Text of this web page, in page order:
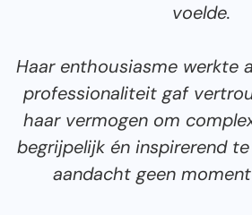
voelde.
Haar enthousiasme werkte
professionaliteit gaf
haar vermogen om
begrijpelijk én inspirerend
aandacht geen